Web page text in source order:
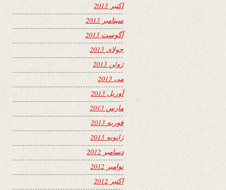
اکتبر 2013
سپتامبر 2013
آگوست 2013
جولای 2013
ژوئن 2013
می 2013
آوریل 2013
مارس 2013
فوریه 2013
ژانویه 2013
دسامبر 2012
نوامبر 2012
اکتبر 2012